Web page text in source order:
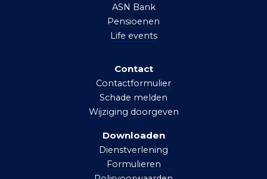
ASN Bank
Pensioenen
Life events
Contact
Contactformulier
Schade melden
Wijziging doorgeven
Downloaden
Dienstverlening
Formulieren